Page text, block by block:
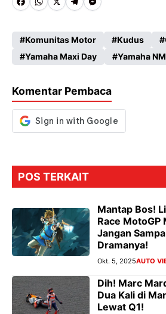
Fa
b
o
k
W
ts
A
p
X
Te
gr
a
M
se
n
er
Komunitas Motor Kudus
Yamaha Maxi Day
Yamaha
Komentar Pembaca
POS TERKAIT
Mantap Bos!
Race MotoGP
Jangan
Dramanya!
Okt. 5, 2025AUTO
Dih! Marc
Dua Kali di
Lewat Q1!